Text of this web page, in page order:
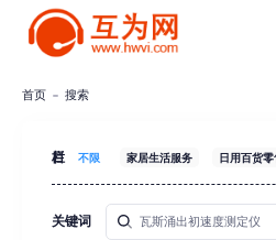
首页 搜索
栏目 不限 家居生活服务 日用百货零
关键词